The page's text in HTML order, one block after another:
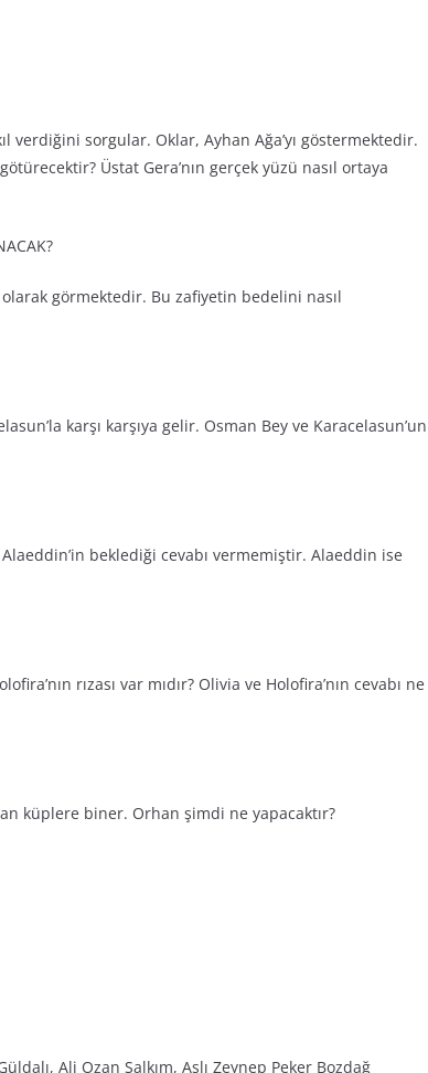
verdiğini sorgular. Oklar, Ayhan Ağa’yı göstermektedir.
Üstat Gera’nın gerçek yüzü nasıl ortaya
olarak görmektedir. Bu zafiyetin bedelini nasıl
karşı karşıya gelir. Osman Bey ve Karacelasun’un
beklediği cevabı vermemiştir. Alaeddin ise
rızası var mıdır? Olivia ve Holofira’nın cevabı ne
küplere biner. Orhan şimdi ne yapacaktır?
Ali Ozan Salkım, Aslı Zeynep Peker Bozdağ